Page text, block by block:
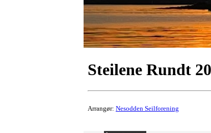
Steilene Rundt
Arrangør: Nesodden Seilforening